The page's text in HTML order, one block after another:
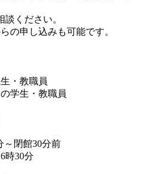
ください。
の申し込みも可能です。
・教職員
学生・教職員
～閉館30分前
時30分